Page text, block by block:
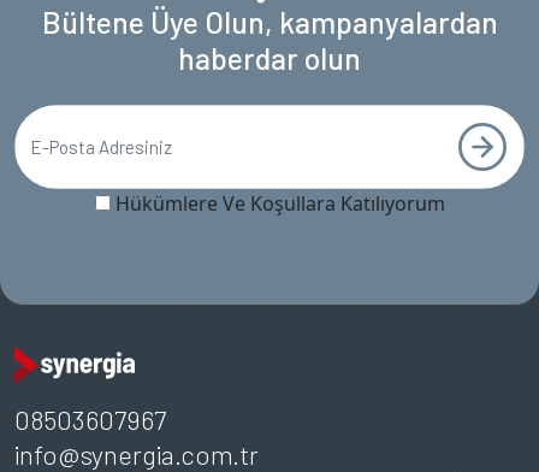
Bültene Üye Olun, kampanyalardan
haberdar olun
Hükümlere Ve Koşullara Katılıyorum
08503607967
info@synergia.com.tr